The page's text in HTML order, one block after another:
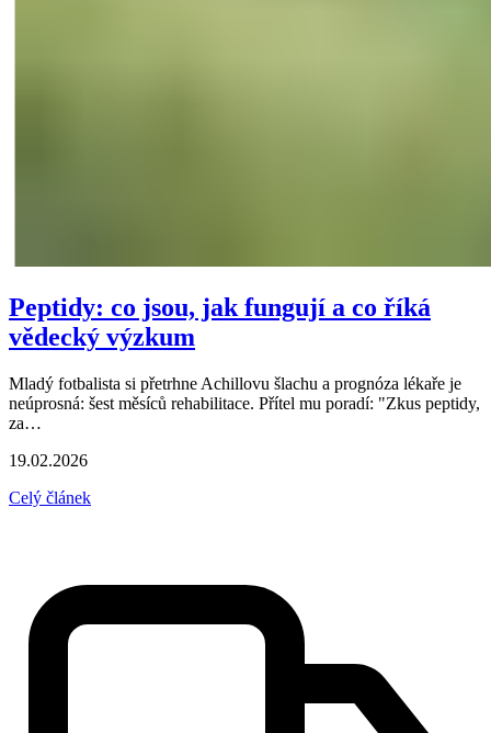
Peptidy: co jsou, jak fungují a co říká
vědecký výzkum
Mladý fotbalista si přetrhne Achillovu šlachu a prognóza lékaře je
neúprosná: šest měsíců rehabilitace. Přítel mu poradí: "Zkus peptidy,
za…
19.02.2026
Celý článek